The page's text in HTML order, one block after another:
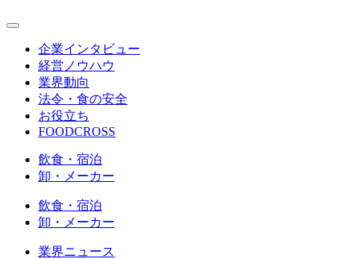
企業インタビュー
経営ノウハウ
業界動向
法令・食の安全
お役立ち
FOODCROSS
飲食・宿泊
卸・メーカー
飲食・宿泊
卸・メーカー
業界ニュース